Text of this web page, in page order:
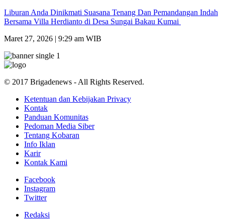
Liburan Anda Dinikmati Suasana Tenang Dan Pemandangan Indah
Bersama Villa Herdianto di Desa Sungai Bakau Kumai
Maret 27, 2026 | 9:29 am WIB
© 2017 Brigadenews - All Rights Reserved.
Ketentuan dan Kebijakan Privacy
Kontak
Panduan Komunitas
Pedoman Media Siber
Tentang Kobaran
Info Iklan
Karir
Kontak Kami
Facebook
Instagram
Twitter
Redaksi